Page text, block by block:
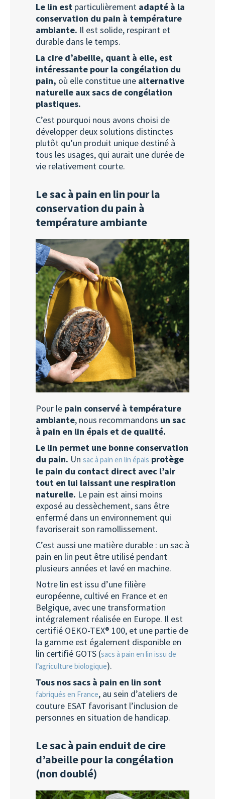
Le lin est particulièrement adapté à la
conservation du pain à température
ambiante. Il est solide, respirant et
durable dans le temps.
La cire d’abeille, quant à elle, est
intéressante pour la congélation du
pain, où elle constitue une alternative
naturelle aux sacs de congélation
plastiques.
C’est pourquoi nous avons choisi de
développer deux solutions distinctes
plutôt qu’un produit unique destiné à
tous les usages, qui aurait une durée de
vie relativement courte.
Le sac à pain en lin pour la
conservation du pain à
température ambiante
Pour le pain conservé à température
ambiante, nous recommandons un sac
à pain en lin épais et de qualité.
Le lin permet une bonne conservation
du pain. Un sac à pain en lin épais protège
le pain du contact direct avec l’air
tout en lui laissant une respiration
naturelle. Le pain est ainsi moins
exposé au dessèchement, sans être
enfermé dans un environnement qui
favoriserait son ramollissement.
C’est aussi une matière durable : un sac à
pain en lin peut être utilisé pendant
plusieurs années et lavé en machine.
Notre lin est issu d’une filière
européenne, cultivé en France et en
Belgique, avec une transformation
intégralement réalisée en Europe. Il est
certifié OEKO-TEX® 100, et une partie de
la gamme est également disponible en
lin certifié GOTS (sacs à pain en lin issu de
l’agriculture biologique).
Tous nos sacs à pain en lin sont
fabriqués en France, au sein d’ateliers de
couture ESAT favorisant l’inclusion de
personnes en situation de handicap.
Le sac à pain enduit de cire
d’abeille pour la congélation
(non doublé)